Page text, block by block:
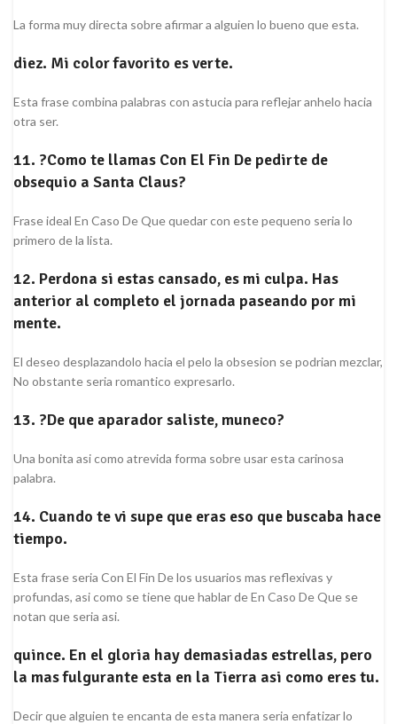
La forma muy directa sobre afirmar a alguien lo bueno que esta.
diez. Mi color favorito es verte.
Esta frase combina palabras con astucia para reflejar anhelo hacia
otra ser.
11. ?Como te llamas Con El Fin De pedirte de
obsequio a Santa Claus?
Frase ideal En Caso De Que quedar con este pequeno seria lo
primero de la lista.
12. Perdona si estas cansado, es mi culpa. Has
anterior al completo el jornada paseando por mi
mente.
El deseo desplazandolo hacia el pelo la obsesion se podri­an mezclar,
No obstante seri­a romantico expresarlo.
13. ?De que aparador saliste, muneco?
Una bonita asi­ como atrevida forma sobre usar esta carinosa
palabra.
14. Cuando te vi supe que eras eso que buscaba hace
tiempo.
Esta frase seri­a Con El Fin De los usuarios mas reflexivas y
profundas, asi­ como se tiene que hablar de En Caso De Que se
notan que seri­a asi.
quince. En el gloria hay demasiadas estrellas, pero
la mas fulgurante esta en la Tierra asi­ como eres tu.
Decir que alguien te encanta de esta manera seri­a enfatizar lo